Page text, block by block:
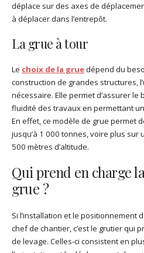
déplace sur des axes de
à déplacer dans l’entrepôt.
La grue à tour
Le choix de la gruedépend du
construction de grandes structures,
nécessaire. Elle permet d’assurer
fluidité des travaux en permettant
En effet, ce modèle de grue permet
jusqu’à 1 000 tonnes, voire plus
500 mètres d’altitude.
Qui prend en charge
grue ?
Si l’installation et le positionnement
chef de chantier, c’est le grutier qui
de levage. Celles-ci consistent en